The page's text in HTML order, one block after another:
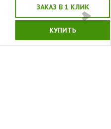
ЗАКАЗ В 1 КЛИК
КУПИТЬ